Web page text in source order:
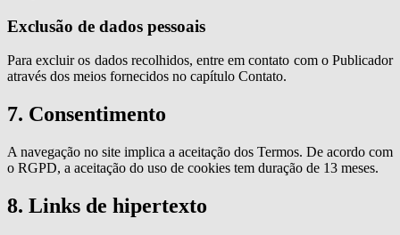
Exclusão de dados pessoais
Para excluir os dados recolhidos, entre em contato com o Publicador
através dos meios fornecidos no capítulo Contato.
7. Consentimento
A navegação no site implica a aceitação dos Termos. De acordo com
o RGPD, a aceitação do uso de cookies tem duração de 13 meses.
8. Links de hipertexto